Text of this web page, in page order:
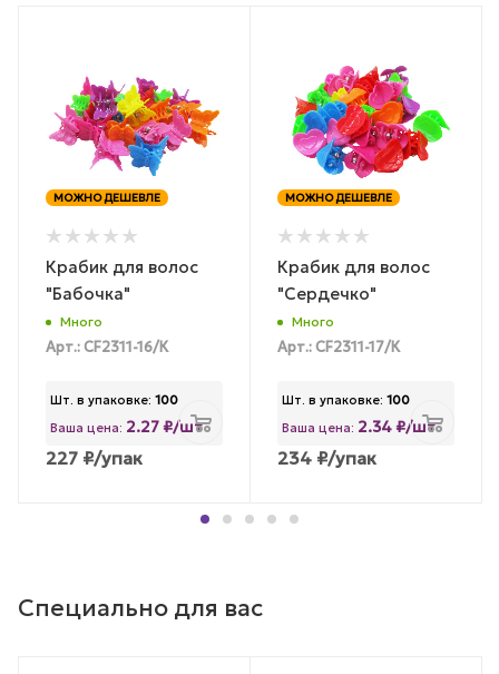
МОЖНО ДЕШЕВЛЕ
Крабик для волос
"Бабочка"
Много
Арт.: CF2311-16/К
Шт. в упаковке: 100
Ваша цена: 2.27 ₽/шт
227 ₽/упак
МОЖНО ДЕШЕВЛЕ
Крабик для волос
"Сердечко"
Много
Арт.: CF2311-17/К
Шт. в упаковке: 100
Ваша цена: 2.34 ₽/шт
234 ₽/упак
Специально для вас